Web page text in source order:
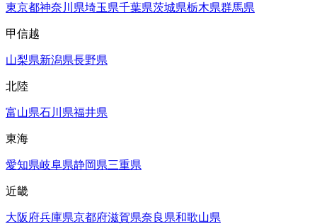
東京都神奈川県埼玉県千葉県茨城県栃木県群馬県
甲信越
山梨県新潟県長野県
北陸
富山県石川県福井県
東海
愛知県岐阜県静岡県三重県
近畿
大阪府兵庫県京都府滋賀県奈良県和歌山県